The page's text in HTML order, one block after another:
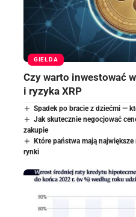
GIEŁDA
Czy warto inwestować
i ryzyka XRP
Spadek po bracie z dziećmi —
Jak skutecznie negocjować
zakupie
Które państwa mają największe
rynki